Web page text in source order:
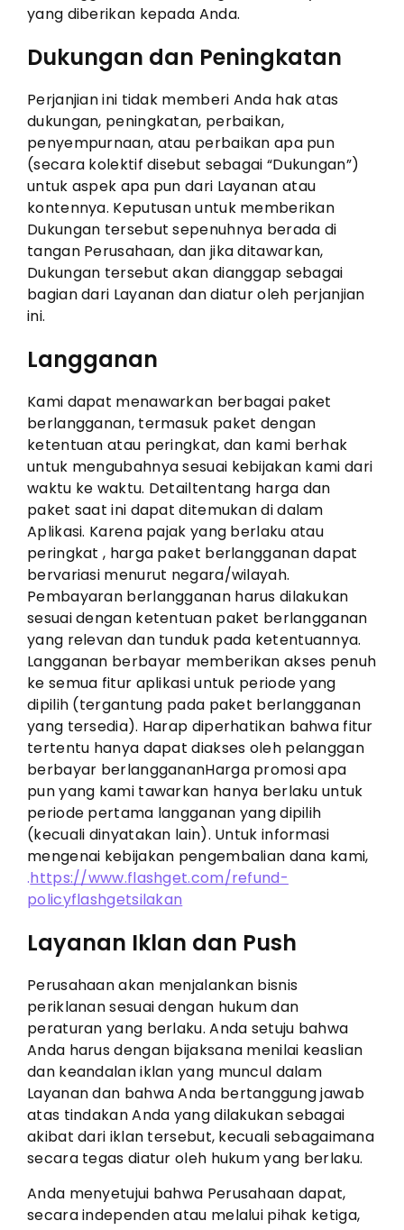
yang diberikan kepada Anda.
Dukungan dan Peningkatan
Perjanjian ini tidak memberi Anda hak atas
dukungan, peningkatan, perbaikan,
penyempurnaan, atau perbaikan apa pun
(secara kolektif disebut sebagai “Dukungan”)
untuk aspek apa pun dari Layanan atau
kontennya. Keputusan untuk memberikan
Dukungan tersebut sepenuhnya berada di
tangan Perusahaan, dan jika ditawarkan,
Dukungan tersebut akan dianggap sebagai
bagian dari Layanan dan diatur oleh perjanjian
ini.
Langganan
Kami dapat menawarkan berbagai paket
berlangganan, termasuk paket dengan
ketentuan atau peringkat, dan kami berhak
untuk mengubahnya sesuai kebijakan kami dari
waktu ke waktu. Detailtentang harga dan
paket saat ini dapat ditemukan di dalam
Aplikasi. Karena pajak yang berlaku atau
peringkat , harga paket berlangganan dapat
bervariasi menurut negara/wilayah.
Pembayaran berlangganan harus dilakukan
sesuai dengan ketentuan paket berlangganan
yang relevan dan tunduk pada ketentuannya.
Langganan berbayar memberikan akses penuh
ke semua fitur aplikasi untuk periode yang
dipilih (tergantung pada paket berlangganan
yang tersedia). Harap diperhatikan bahwa fitur
tertentu hanya dapat diakses oleh pelanggan
berbayar berlanggananHarga promosi apa
pun yang kami tawarkan hanya berlaku untuk
periode pertama langganan yang dipilih
(kecuali dinyatakan lain). Untuk informasi
mengenai kebijakan pengembalian dana kami,
.https://www.flashget.com/refund-
policyflashgetsilakan
Layanan Iklan dan Push
Perusahaan akan menjalankan bisnis
periklanan sesuai dengan hukum dan
peraturan yang berlaku. Anda setuju bahwa
Anda harus dengan bijaksana menilai keaslian
dan keandalan iklan yang muncul dalam
Layanan dan bahwa Anda bertanggung jawab
atas tindakan Anda yang dilakukan sebagai
akibat dari iklan tersebut, kecuali sebagaimana
secara tegas diatur oleh hukum yang berlaku.
Anda menyetujui bahwa Perusahaan dapat,
secara independen atau melalui pihak ketiga,